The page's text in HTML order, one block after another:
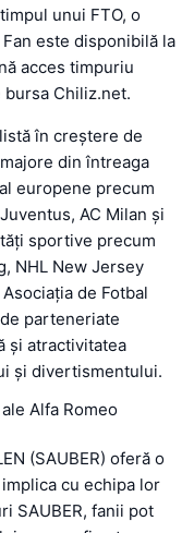
unui FTO, o
este disponibilă la
acces timpuriu
Chiliz.net.
în creștere de
din întreaga
europene precum
AC Milan și
sportive precum
NHL New Jersey
de Fotbal
parteneriate
și atractivitatea
și divertismentului.
Alfa Romeo
(SAUBER) oferă o
cu echipa lor
SAUBER, fanii pot